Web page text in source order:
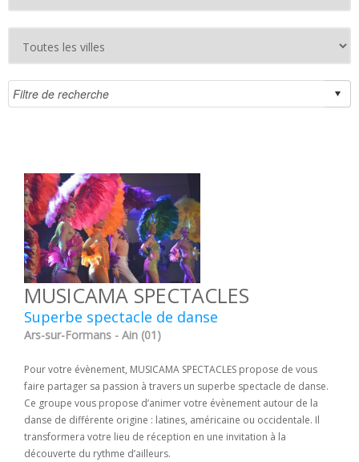
MUSICAMA SPECTACLES
Superbe spectacle de danse
Ars-sur-Formans - Ain (01)
Pour votre évènement, MUSICAMA SPECTACLES propose de vous
faire partager sa passion à travers un superbe spectacle de danse.
Ce groupe vous propose d’animer votre évènement autour de la
danse de différente origine : latines, américaine ou occidentale. Il
transformera votre lieu de réception en une invitation à la
découverte du rythme d’ailleurs.